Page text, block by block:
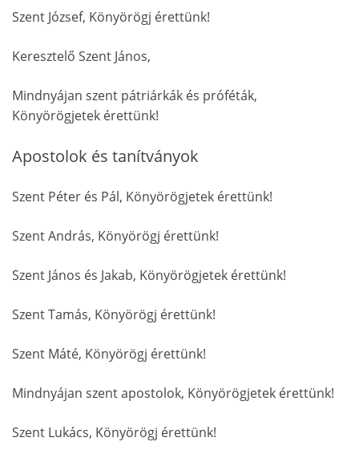
Szent József, Könyörögj érettünk!
Keresztelő Szent János,
Mindnyájan szent pátriárkák és próféták,
Könyörögjetek érettünk!
Apostolok és tanítványok
Szent Péter és Pál, Könyörögjetek érettünk!
Szent András, Könyörögj érettünk!
Szent János és Jakab, Könyörögjetek érettünk!
Szent Tamás, Könyörögj érettünk!
Szent Máté, Könyörögj érettünk!
Mindnyájan szent apostolok, Könyörögjetek érettünk!
Szent Lukács, Könyörögj érettünk!